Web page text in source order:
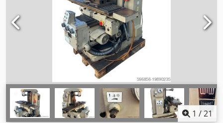
1 /21